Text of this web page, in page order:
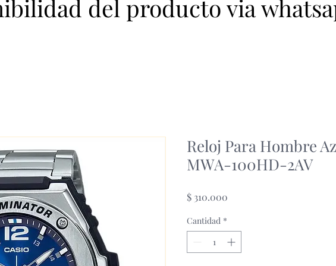
del producto via
Reloj Para Hombre
MWA-100HD-2AV
$ 310.000
Cantidad *